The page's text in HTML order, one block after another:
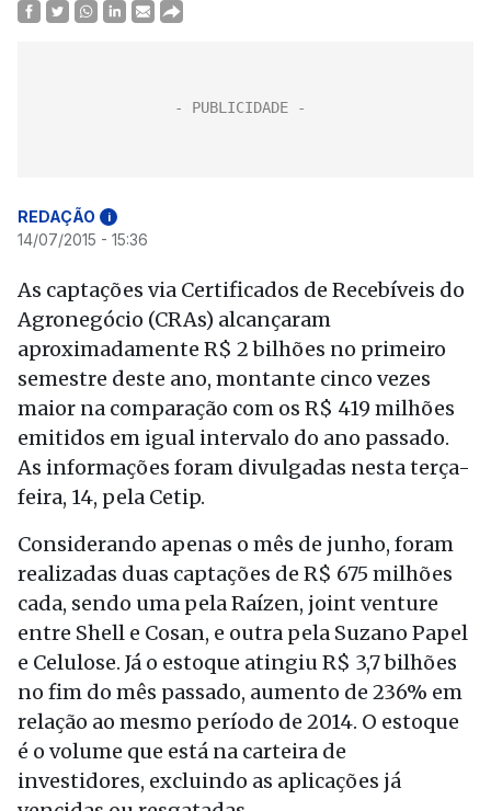
REDAÇÃO i
14/07/2015 - 15:36
As captações via Certificados de Recebíveis do
Agronegócio (CRAs) alcançaram
aproximadamente R$ 2 bilhões no primeiro
semestre deste ano, montante cinco vezes
maior na comparação com os R$ 419 milhões
emitidos em igual intervalo do ano passado.
As informações foram divulgadas nesta terça-
feira, 14, pela Cetip.
Considerando apenas o mês de junho, foram
realizadas duas captações de R$ 675 milhões
cada, sendo uma pela Raízen, joint venture
entre Shell e Cosan, e outra pela Suzano Papel
e Celulose. Já o estoque atingiu R$ 3,7 bilhões
no fim do mês passado, aumento de 236% em
relação ao mesmo período de 2014. O estoque
é o volume que está na carteira de
investidores, excluindo as aplicações já